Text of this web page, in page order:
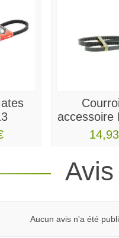
accessoire
V
Aucun avis n'a été